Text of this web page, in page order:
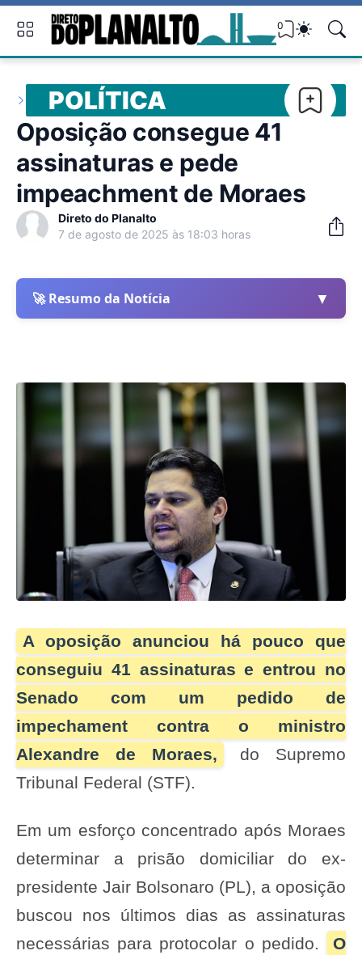
0
POLÍTICA
Oposição consegue 41
assinaturas e pede
impeachment de Moraes
Direto do Planalto
7 de agosto de 2025 às 18:03 horas
🚀 Resumo da Notícia ▼
A oposição anunciou há pouco que
conseguiu 41 assinaturas e entrou no
Senado com um pedido de
impechament contra o ministro
Alexandre de Moraes,
do Supremo
Tribunal Federal (STF).
Em um esforço concentrado após Moraes
determinar a prisão domiciliar do ex-
presidente Jair Bolsonaro (PL), a oposição
buscou nos últimos dias as assinaturas
necessárias para protocolar o pedido.
O